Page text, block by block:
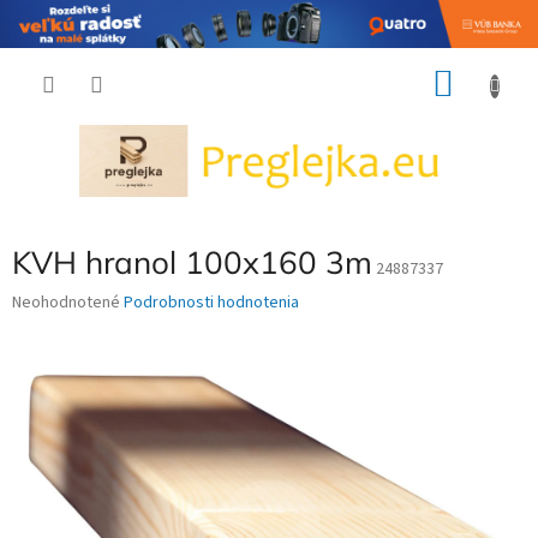
KVH hranol 100x160 3m 24887337
Priemerné
0,0
hviezdičiek.
Neohodnotené Podrobnosti hodnotenia